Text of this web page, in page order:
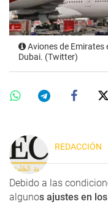
Aviones de
Dubai. (Twitter)
REDACCIÓN
Debido a las
algunos ajustes en